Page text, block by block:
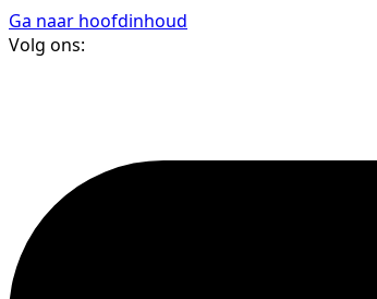
Ga naar hoofdinhoud
Volg ons: